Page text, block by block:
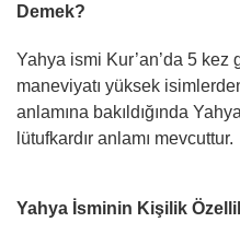
Demek?
Yahya ismi Kur’an’da 5 kez
maneviyatı yüksek
anlamına bakıldığında
lütufkardır anlamı mevcuttur.
Yahya İsminin Kişilik